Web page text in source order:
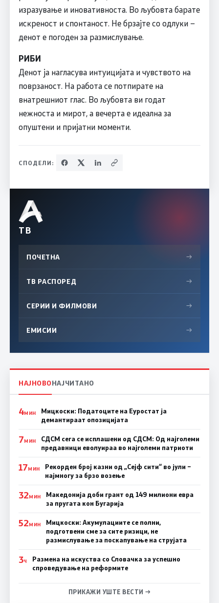
изразување и иновативноста. Во љубовта барате
искреност и спонтаност. Не брзајте со одлуки –
денот е погоден за размислување.
РИБИ
Денот ја нагласува интуицијата и чувството на
поврзаност. На работа се потпирате на
внатрешниот глас. Во љубовта ви годат
нежноста и мирот, а вечерта е идеална за
опуштени и пријатни моменти.
СПОДЕЛИ:
ТВ
ПОЧЕТНА →
ТВ РАСПОРЕД →
СЕРИИ И ФИЛМОВИ →
ЕМИСИИ →
НАЈНОВОНАЈЧИТАНО
4МИН
Мицкоски: Податоците на Еуростат ја
демантираат опозицијата
7МИН
СДСМ сега се исплашени од СДСМ: Од најголеми
предавници еволуираа во најголеми патриоти
17МИН
Рекорден број казни од „Сејф сити“ во јули –
најмногу за брзо возење
32МИН
Македонија доби грант од 149 милиони евра
за пругата кон Бугарија
52МИН
Мицкоски: Акумулациите се полни,
подготвени сме за сите ризици, не
размислување за поскапување на струјата
3Ч
Размена на искуства со Словачка за успешно
спроведување на реформите
ПРИКАЖИ УШТЕ ВЕСТИ →